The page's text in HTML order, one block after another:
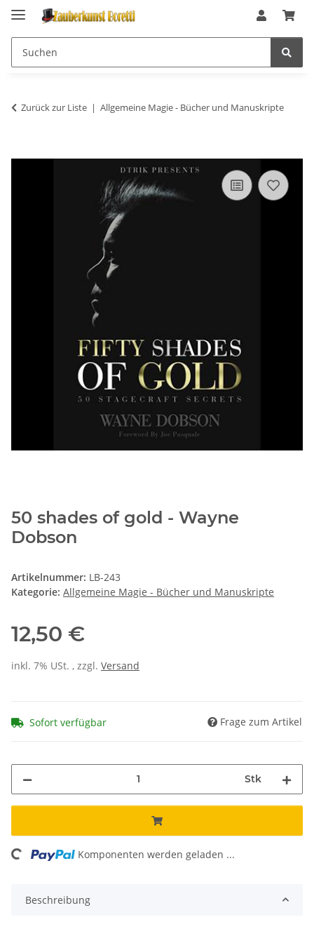
Zurück zur Liste Allgemeine Magie - Bücher und Manuskripte
50 shades of gold - Wayne
Dobson
Artikelnummer: LB-243
Kategorie: Allgemeine Magie - Bücher und Manuskripte
12,50 €
inkl. 7% USt. , zzgl. Versand
Sofort verfügbar Frage zum Artikel
Stk
Komponenten werden geladen ...
Beschreibung